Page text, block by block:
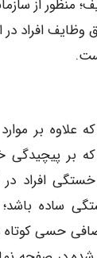
منظور از
وظایف افراد در
علاوه بر
که بر
افراد
ساده
حسی کوتاه